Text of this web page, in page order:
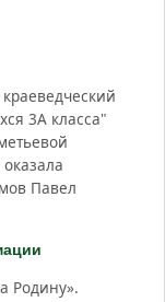
3А класса"
Павел
Родину».